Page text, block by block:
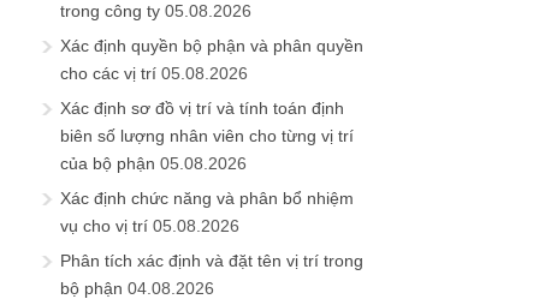
trong công ty 05.08.2026
Xác định quyền bộ phận và phân quyền
cho các vị trí 05.08.2026
Xác định sơ đồ vị trí và tính toán định
biên số lượng nhân viên cho từng vị trí
của bộ phận 05.08.2026
Xác định chức năng và phân bổ nhiệm
vụ cho vị trí 05.08.2026
Phân tích xác định và đặt tên vị trí trong
bộ phận 04.08.2026